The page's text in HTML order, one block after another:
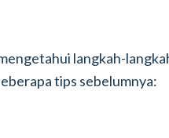
langkah-
tips sebelumnya: